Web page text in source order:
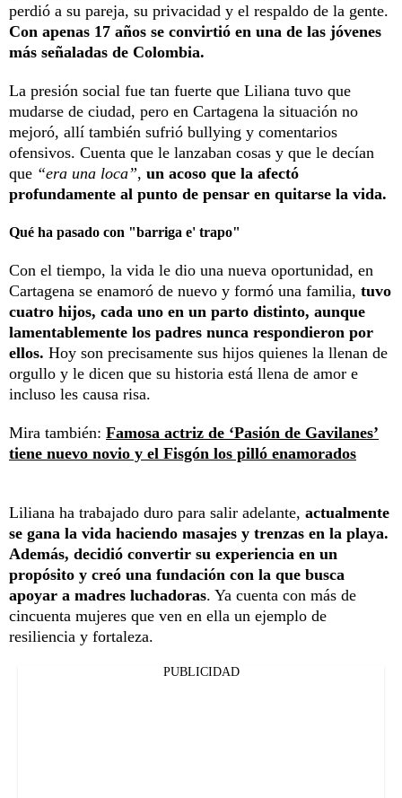
perdió a su pareja, su privacidad y el respaldo de la gente.
Con apenas 17 años se convirtió en una de las jóvenes
más señaladas de Colombia.
La presión social fue tan fuerte que Liliana tuvo que
mudarse de ciudad, pero en Cartagena la situación no
mejoró, allí también sufrió bullying y comentarios
ofensivos. Cuenta que le lanzaban cosas y que le decían
que “era una loca”, un acoso que la afectó
profundamente al punto de pensar en quitarse la vida.
Qué ha pasado con "barriga e' trapo"
Con el tiempo, la vida le dio una nueva oportunidad, en
Cartagena se enamoró de nuevo y formó una familia, tuvo
cuatro hijos, cada uno en un parto distinto, aunque
lamentablemente los padres nunca respondieron por
ellos. Hoy son precisamente sus hijos quienes la llenan de
orgullo y le dicen que su historia está llena de amor e
incluso les causa risa.
Mira también: Famosa actriz de ‘Pasión de Gavilanes’
tiene nuevo novio y el Fisgón los pilló enamorados
Liliana ha trabajado duro para salir adelante, actualmente
se gana la vida haciendo masajes y trenzas en la playa.
Además, decidió convertir su experiencia en un
propósito y creó una fundación con la que busca
apoyar a madres luchadoras. Ya cuenta con más de
cincuenta mujeres que ven en ella un ejemplo de
resiliencia y fortaleza.
PUBLICIDAD